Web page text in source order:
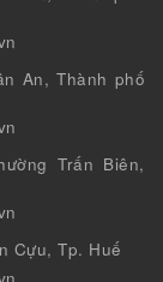
An, Thành phố
Trấn Biên,
Cựu, Tp. Huế